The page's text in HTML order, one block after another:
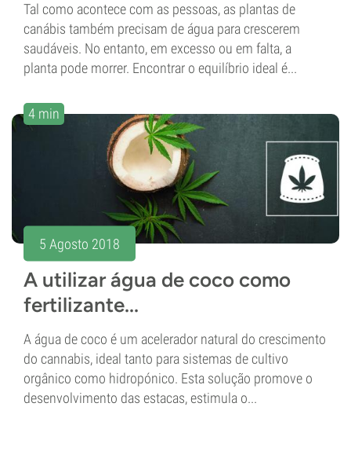
Tal como acontece com as pessoas, as plantas de
canábis também precisam de água para crescerem
saudáveis. No entanto, em excesso ou em falta, a
planta pode morrer. Encontrar o equilíbrio ideal é...
4 min
5 Agosto 2018
A utilizar água de coco como
fertilizante...
A água de coco é um acelerador natural do crescimento
do cannabis, ideal tanto para sistemas de cultivo
orgânico como hidropónico. Esta solução promove o
desenvolvimento das estacas, estimula o...